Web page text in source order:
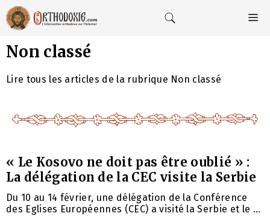
Aller
au
contenu
Non classé
Lire tous les articles de la rubrique Non classé
« Le Kosovo ne doit pas être oublié » :
La délégation de la CEC visite la Serbie
Du 10 au 14 février, une délégation de la Conférence
des Eglises Européennes (CEC) a visité la Serbie et le ...